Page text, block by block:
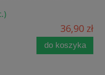
36,90 zł
do koszyka